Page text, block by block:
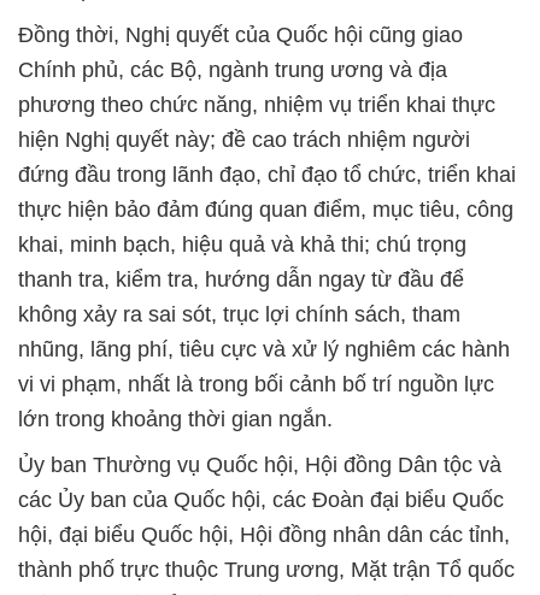
Đồng thời, Nghị quyết của Quốc hội cũng giao
Chính phủ, các Bộ, ngành trung ương và địa
phương theo chức năng, nhiệm vụ triển khai thực
hiện Nghị quyết này; đề cao trách nhiệm người
đứng đầu trong lãnh đạo, chỉ đạo tổ chức, triển khai
thực hiện bảo đảm đúng quan điểm, mục tiêu, công
khai, minh bạch, hiệu quả và khả thi; chú trọng
thanh tra, kiểm tra, hướng dẫn ngay từ đầu để
không xảy ra sai sót, trục lợi chính sách, tham
nhũng, lãng phí, tiêu cực và xử lý nghiêm các hành
vi vi phạm, nhất là trong bối cảnh bố trí nguồn lực
lớn trong khoảng thời gian ngắn.
Ủy ban Thường vụ Quốc hội, Hội đồng Dân tộc và
các Ủy ban của Quốc hội, các Đoàn đại biểu Quốc
hội, đại biểu Quốc hội, Hội đồng nhân dân các tỉnh,
thành phố trực thuộc Trung ương, Mặt trận Tổ quốc